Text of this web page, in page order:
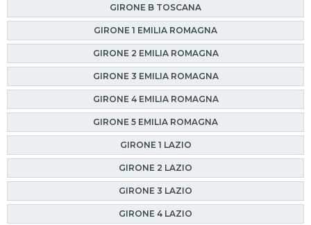
GIRONE B TOSCANA
GIRONE 1 EMILIA ROMAGNA
GIRONE 2 EMILIA ROMAGNA
GIRONE 3 EMILIA ROMAGNA
GIRONE 4 EMILIA ROMAGNA
GIRONE 5 EMILIA ROMAGNA
GIRONE 1 LAZIO
GIRONE 2 LAZIO
GIRONE 3 LAZIO
GIRONE 4 LAZIO